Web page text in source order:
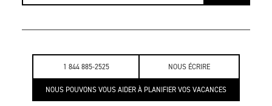
1 844 885-2525 NOUS ÉCRIRE
NOUS POUVONS VOUS AIDER À PLANIFIER VOS VACANCES